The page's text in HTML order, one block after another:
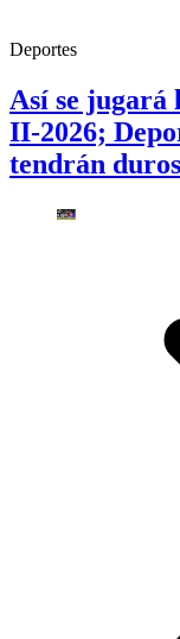
Deportes
Así se jugará
II-2026;
tendrán